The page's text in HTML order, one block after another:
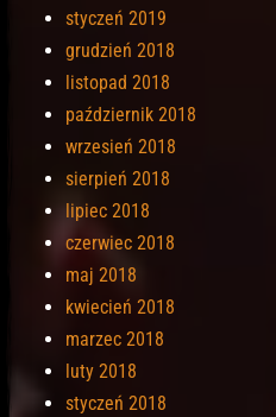
styczeń 2019
grudzień 2018
listopad 2018
październik 2018
wrzesień 2018
sierpień 2018
lipiec 2018
czerwiec 2018
maj 2018
kwiecień 2018
marzec 2018
luty 2018
styczeń 2018